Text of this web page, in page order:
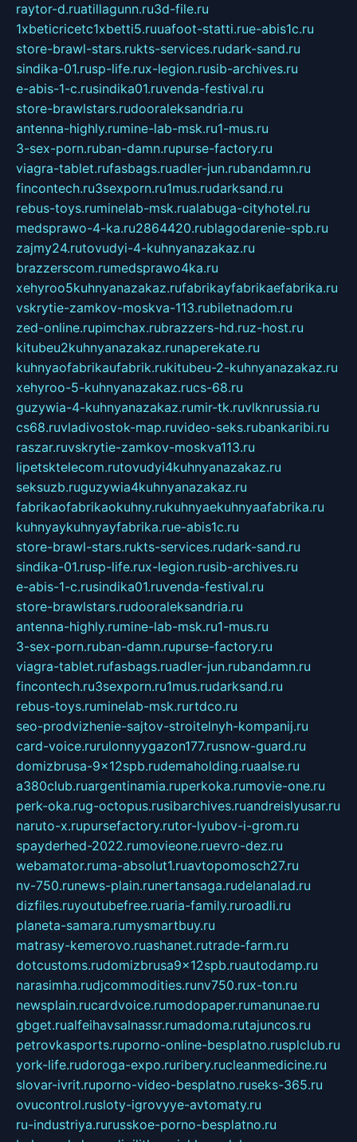
raytor-d.ruatillagunn.ru3d-file.ru
1xbeticricetc1xbetti5.ruuafoot-statti.rue-abis1c.ru
store-brawl-stars.rukts-services.rudark-sand.ru
sindika-01.rusp-life.rux-legion.rusib-archives.ru
e-abis-1-c.rusindika01.ruvenda-festival.ru
store-brawlstars.rudooraleksandria.ru
antenna-highly.rumine-lab-msk.ru1-mus.ru
3-sex-porn.ruban-damn.rupurse-factory.ru
viagra-tablet.rufasbags.ruadler-jun.rubandamn.ru
fincontech.ru3sexporn.ru1mus.rudarksand.ru
rebus-toys.ruminelab-msk.rualabuga-cityhotel.ru
medsprawo-4-ka.ru2864420.rublagodarenie-spb.ru
zajmy24.rutovudyi-4-kuhnyanazakaz.ru
brazzerscom.rumedsprawo4ka.ru
xehyroo5kuhnyanazakaz.rufabrikayfabrikaefabrika.ru
vskrytie-zamkov-moskva-113.rubiletnadom.ru
zed-online.rupimchax.rubrazzers-hd.ruz-host.ru
kitubeu2kuhnyanazakaz.runaperekate.ru
kuhnyaofabrikaufabrik.rukitubeu-2-kuhnyanazakaz.ru
xehyroo-5-kuhnyanazakaz.rucs-68.ru
guzywia-4-kuhnyanazakaz.rumir-tk.ruvlknrussia.ru
cs68.ruvladivostok-map.ruvideo-seks.rubankaribi.ru
raszar.ruvskrytie-zamkov-moskva113.ru
lipetsktelecom.rutovudyi4kuhnyanazakaz.ru
seksuzb.ruguzywia4kuhnyanazakaz.ru
fabrikaofabrikaokuhny.rukuhnyaekuhnyaafabrika.ru
kuhnyaykuhnyayfabrika.rue-abis1c.ru
store-brawl-stars.rukts-services.rudark-sand.ru
sindika-01.rusp-life.rux-legion.rusib-archives.ru
e-abis-1-c.rusindika01.ruvenda-festival.ru
store-brawlstars.rudooraleksandria.ru
antenna-highly.rumine-lab-msk.ru1-mus.ru
3-sex-porn.ruban-damn.rupurse-factory.ru
viagra-tablet.rufasbags.ruadler-jun.rubandamn.ru
fincontech.ru3sexporn.ru1mus.rudarksand.ru
rebus-toys.ruminelab-msk.rurtdco.ru
seo-prodvizhenie-sajtov-stroitelnyh-kompanij.ru
card-voice.rurulonnyygazon177.rusnow-guard.ru
domizbrusa-9x12spb.rudemaholding.ruaalse.ru
a380club.ruargentinamia.ruperkoka.rumovie-one.ru
perk-oka.rug-octopus.rusibarchives.ruandreislyusar.ru
naruto-x.rupursefactory.rutor-lyubov-i-grom.ru
spayderhed-2022.rumovieone.ruevro-dez.ru
webamator.ruma-absolut1.ruavtopomosch27.ru
nv-750.runews-plain.runertansaga.rudelanalad.ru
dizfiles.ruyoutubefree.ruaria-family.ruroadli.ru
planeta-samara.rumysmartbuy.ru
matrasy-kemerovo.ruashanet.rutrade-farm.ru
dotcustoms.rudomizbrusa9x12spb.ruautodamp.ru
narasimha.rudjcommodities.runv750.rux-ton.ru
newsplain.rucardvoice.rumodopaper.rumanunae.ru
gbget.rualfeihavsalnassr.rumadoma.rutajuncos.ru
petrovkasports.ruporno-online-besplatno.rusplclub.ru
york-life.rudoroga-expo.ruribery.rucleanmedicine.ru
slovar-ivrit.ruporno-video-besplatno.ruseks-365.ru
ovucontrol.rusloty-igrovyye-avtomaty.ru
ru-industriya.rurusskoe-porno-besplatno.ru